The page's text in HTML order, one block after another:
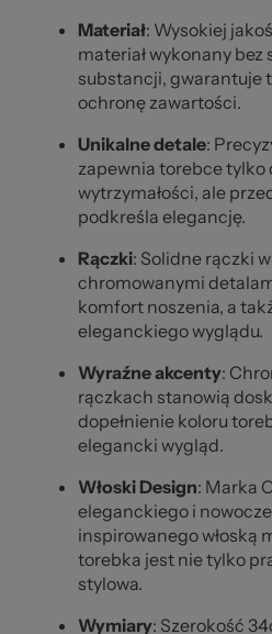
Materiał: Wysokiej
materiał wykonany bez
substancji, gwarantuje
ochronę zawartości.
Unikalne detale:
zapewnia torebce tylko
wytrzymałości, ale
podkreśla elegancję.
Rączki: Solidne rączki
chromowanymi
komfort noszenia, a
eleganckiego wyglądu.
Wyraźne akcenty:
rączkach stanowią
dopełnienie koloru
elegancki wygląd.
Włoski Design: Marka
eleganckiego i
inspirowanego włoską
torebka jest nie tylko
stylowa.
Wymiary: Szerokość